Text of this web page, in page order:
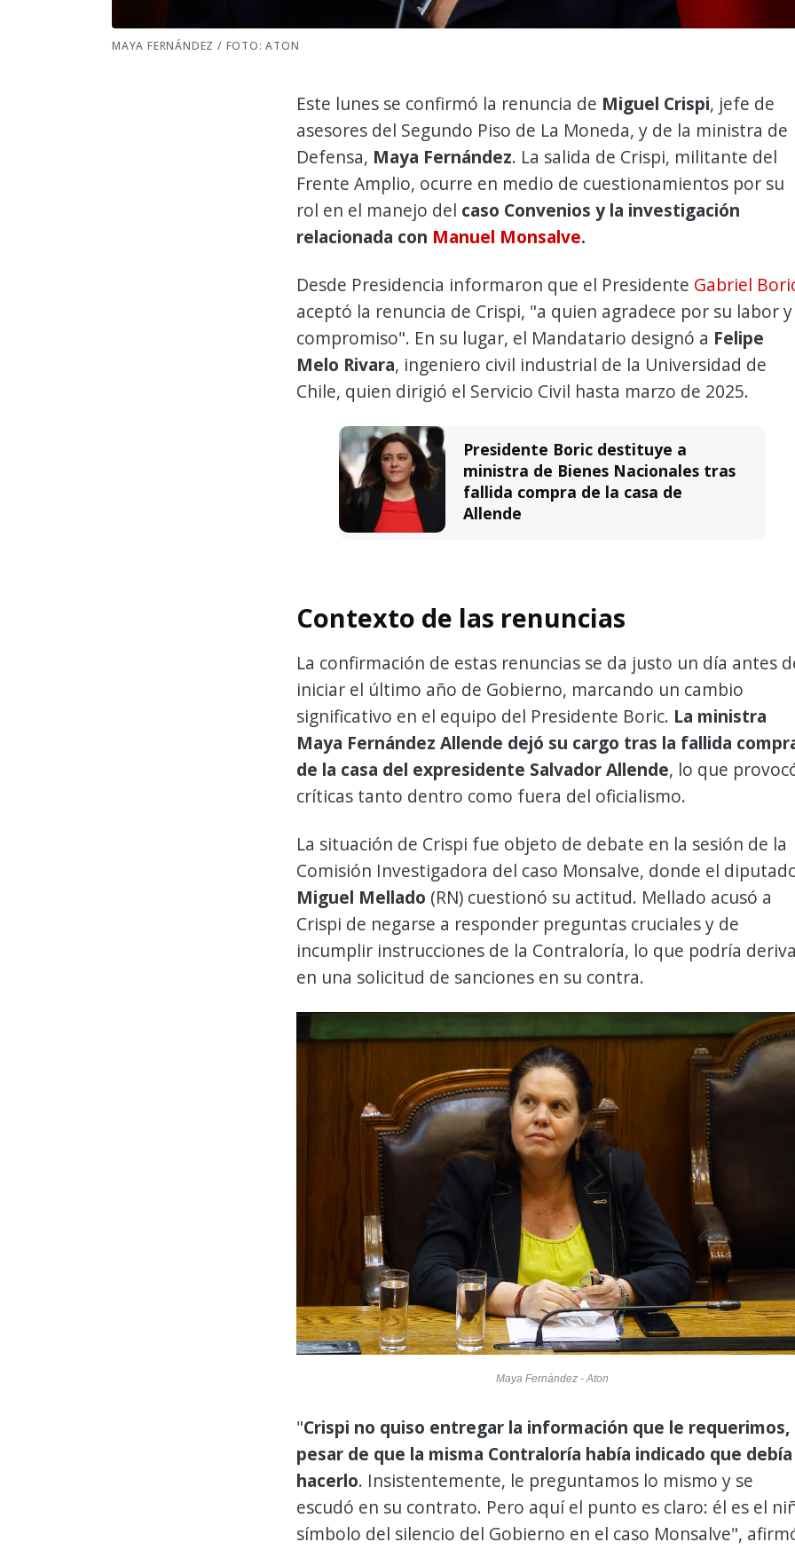
MAYA FERNÁNDEZ / FOTO: ATON
Este lunes se confirmó la renuncia de Miguel Crispi, jefe de
asesores del Segundo Piso de La Moneda, y de la ministra de
Defensa, Maya Fernández. La salida de Crispi, militante del
Frente Amplio, ocurre en medio de cuestionamientos por su
rol en el manejo del caso Convenios y la investigación
relacionada con Manuel Monsalve.
Desde Presidencia informaron que el Presidente Gabriel
aceptó la renuncia de Crispi, "a quien agradece por su labor y
compromiso". En su lugar, el Mandatario designó a Felipe
Melo Rivara, ingeniero civil industrial de la Universidad de
Chile, quien dirigió el Servicio Civil hasta marzo de 2025.
Presidente Boric destituye a
ministra de Bienes Nacionales tras
fallida compra de la casa de
Allende
Contexto de las renuncias
La confirmación de estas renuncias se da justo un día antes
iniciar el último año de Gobierno, marcando un cambio
significativo en el equipo del Presidente Boric. La ministra
Maya Fernández Allende dejó su cargo tras la fallida
de la casa del expresidente Salvador Allende, lo que
críticas tanto dentro como fuera del oficialismo.
La situación de Crispi fue objeto de debate en la sesión de la
Comisión Investigadora del caso Monsalve, donde el
Miguel Mellado (RN) cuestionó su actitud. Mellado acusó a
Crispi de negarse a responder preguntas cruciales y de
incumplir instrucciones de la Contraloría, lo que podría
en una solicitud de sanciones en su contra.
Maya Fernández - Aton
"Crispi no quiso entregar la información que le requerimos,
pesar de que la misma Contraloría había indicado que debía
hacerlo. Insistentemente, le preguntamos lo mismo y se
escudó en su contrato. Pero aquí el punto es claro: él es el
símbolo del silencio del Gobierno en el caso Monsalve",